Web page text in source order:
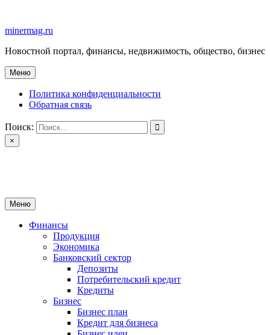
содержимому
minermag.ru
Новостной портал, финансы, недвижимость, общество, бизнес
Меню
Политика конфиденциальности
Обратная связь
Поиск:
×
Меню
Финансы
Продукция
Экономика
Банковский сектор
Депозиты
Потребительский кредит
Кредиты
Бизнес
Бизнес план
Кредит для бизнеса